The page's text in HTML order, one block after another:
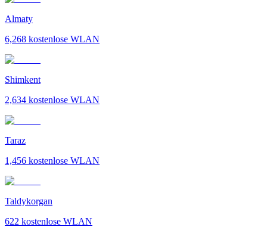
Almaty
6,268 kostenlose WLAN
Shimkent
2,634 kostenlose WLAN
Taraz
1,456 kostenlose WLAN
Taldykorgan
622 kostenlose WLAN